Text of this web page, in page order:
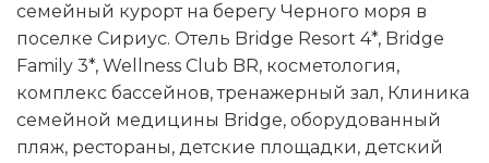
семейный курорт на берегу Черного моря в
поселке Сириус. Отель Bridge Resort 4*, Bridge
Family 3*, Wellness Club BR, косметология,
комплекс бассейнов, тренажерный зал, Клиника
семейной медицины Bridge, оборудованный
пляж, рестораны, детские площадки, детский